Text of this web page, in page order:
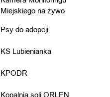
Miejskiego na żywo
Psy do adopcji
KS Lubienianka
KPODR